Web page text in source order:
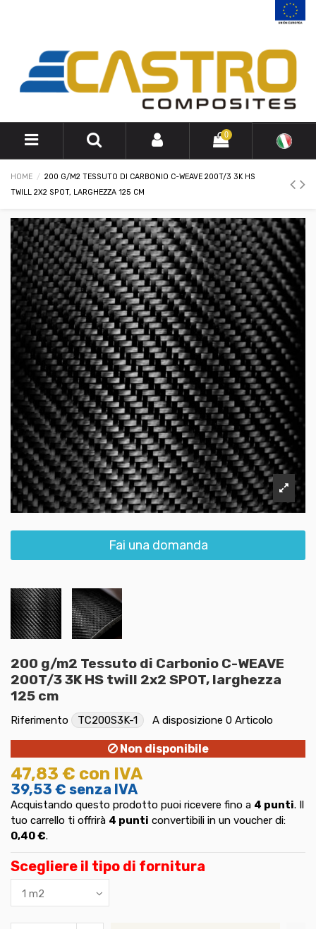
0
HOME
200 G/M2 TESSUTO DI CARBONIO C-WEAVE 200T/3 3K HS
TWILL 2X2 SPOT, LARGHEZZA 125 CM
Fai una domanda
200 g/m2 Tessuto di Carbonio C-WEAVE
200T/3 3K HS twill 2x2 SPOT, larghezza
125 cm
Riferimento TC200S3K-1 A disposizione 0 Articolo
Non disponibile
47,83 € con IVA
39,53 € senza IVA
Acquistando questo prodotto puoi ricevere fino a 4 punti. Il
tuo carrello ti offrirà 4 punti convertibili in un voucher di:
0,40 €.
Scegliere il tipo di fornitura